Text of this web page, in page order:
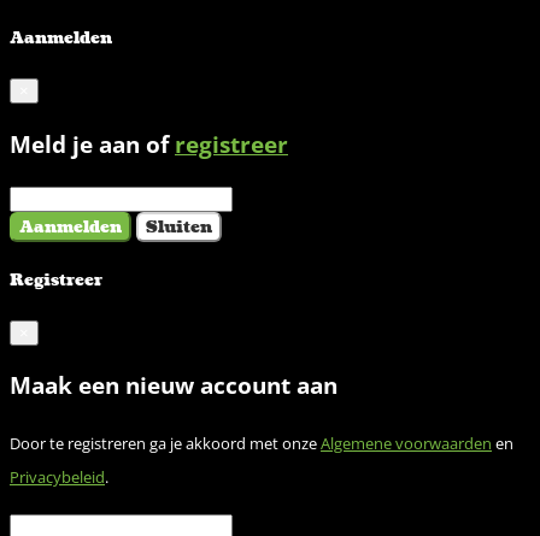
Aanmelden
Meld je aan ofregistreer
Aanmelden Sluiten
Registreer
Maak een nieuw account aan
Door te registreren ga je akkoord met onzeAlgemene voorwaarden en
Privacybeleid.